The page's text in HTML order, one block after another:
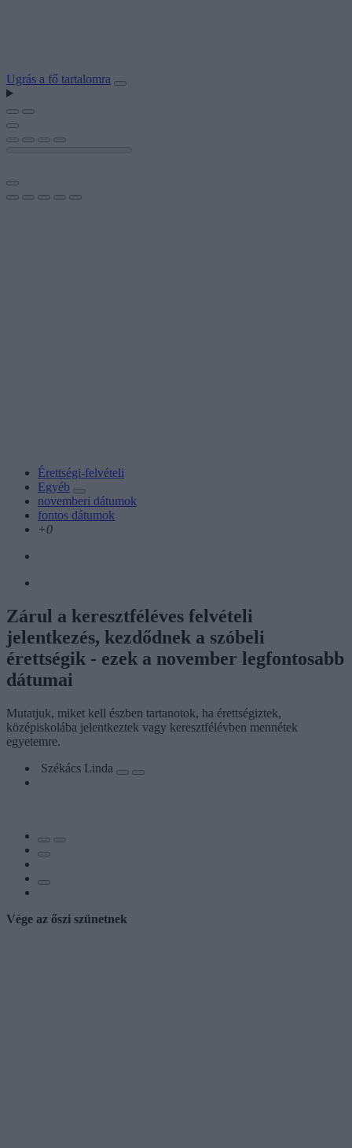
Ugrás a fő tartalomra
Érettségi-felvételi
Egyéb
novemberi dátumok
fontos dátumok
+0
Zárul a keresztféléves felvételi
jelentkezés, kezdődnek a szóbeli
érettségik - ezek a november legfontosabb
dátumai
Mutatjuk, miket kell észben tartanotok, ha érettségiztek,
középiskolába jelentkeztek vagy keresztfélévben mennétek
egyetemre.
Székács Linda
Vége az őszi szünetnek